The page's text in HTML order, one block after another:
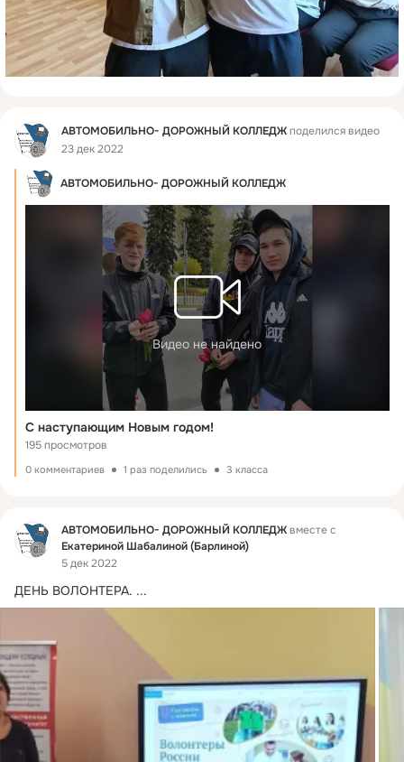
Фид АВТОМОБИЛЬНО- ДОРОЖНЫЙ КОЛЛЕДЖподелился видео
23 дек 2022
АВТОМОБИЛЬНО- ДОРОЖНЫЙ КОЛЛЕДЖ
Видео не найдено
С наступающим Новым годом!
195 просмотров
0 комментариев 1 раз поделились 3 класса
Фид АВТОМОБИЛЬНО- ДОРОЖНЫЙ КОЛЛЕДЖвместе с
Екатериной Шабалиной (Барлиной)
5 дек 2022
ДЕНЬ ВОЛОНТЕРА. ...